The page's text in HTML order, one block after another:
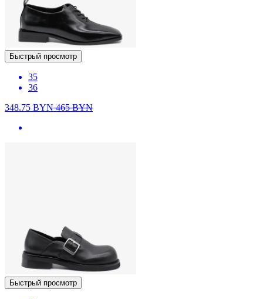
Быстрый просмотр
35
36
348.75 BYN465BYN
Быстрый просмотр